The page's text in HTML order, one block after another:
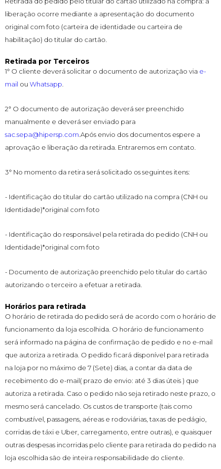
liberação ocorre mediante a apresentação do documento
original com foto (carteira de identidade ou carteira de
habilitação) do titular do cartão.
Retirada por Terceiros
1° O cliente deverá solicitar o documento de autorização via e-
mail ou Whatsapp
2° O documento de autorização deverá ser preenchido
manualmente e deverá ser enviado para
sac.sepa@hipersp.com .Após envio dos documentos espere a
aprovação e liberação da retirada. Entraremos em contato.
3° No momento da retira será solicitado os seguintes itens:
- Identificação do titular do cartão utilizado na compra (CNH ou
Identidade)*original com foto
- Identificação do responsável pela retirada do pedido (CNH ou
Identidade)*original com foto
- Documento de autorização preenchido pelo titular do cartão
autorizando o terceiro a efetuar a retirada.
Horários para retirada
O horário de retirada do pedido será de acordo com o horário de
funcionamento da loja escolhida. O horário de funcionamento
será informado na página de confirmação de pedido e no e-mail
que autoriza a retirada. O pedido ficará disponível para retirada
na loja por no máximo de 7 (Sete) dias, a contar da data de
recebimento do e-mail( prazo de envio: até 3 dias úteis ) que
autoriza a retirada. Caso o pedido não seja retirado neste prazo, o
mesmo será cancelado. Os custos de transporte (tais como
combustível, passagens, aéreas e rodoviárias, taxas de pedágio,
corridas de táxi e Uber, carregamento, entre outras), e quaisquer
outras despesas incorridas pelo cliente para retirada do pedido na
loja escolhida são de inteira responsabilidade do cliente.